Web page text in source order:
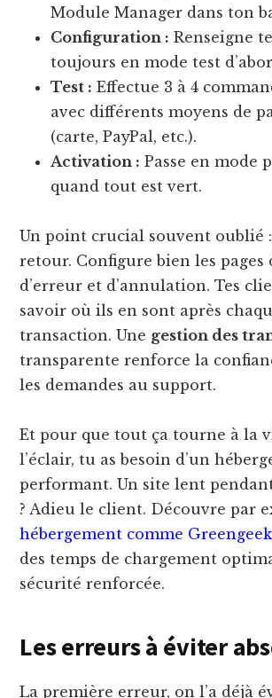
Module Manager dans ton
Configuration : Renseigne
toujours en mode test
Test : Effectue 3 à 4
avec différents moyens de
(carte, PayPal, etc.).
Activation : Passe en mode
quand tout est vert.
Un point crucial souvent oublié :
retour. Configure bien les pages
d’erreur et d’annulation. Tes
savoir où ils en sont après
transaction. Une gestion des
transparente renforce la
les demandes au support.
Et pour que tout ça tourne à la
l’éclair, tu as besoin d’un
performant. Un site lent
? Adieu le client. Découvre par
hébergement comme
des temps de chargement
sécurité renforcée.
Les erreurs à éviter
La première erreur, on l’a déjà